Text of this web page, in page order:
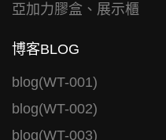
亞加力膠盒、展示櫃
博客BLOG
blog(WT-001)
blog(WT-002)
blog(WT-003)